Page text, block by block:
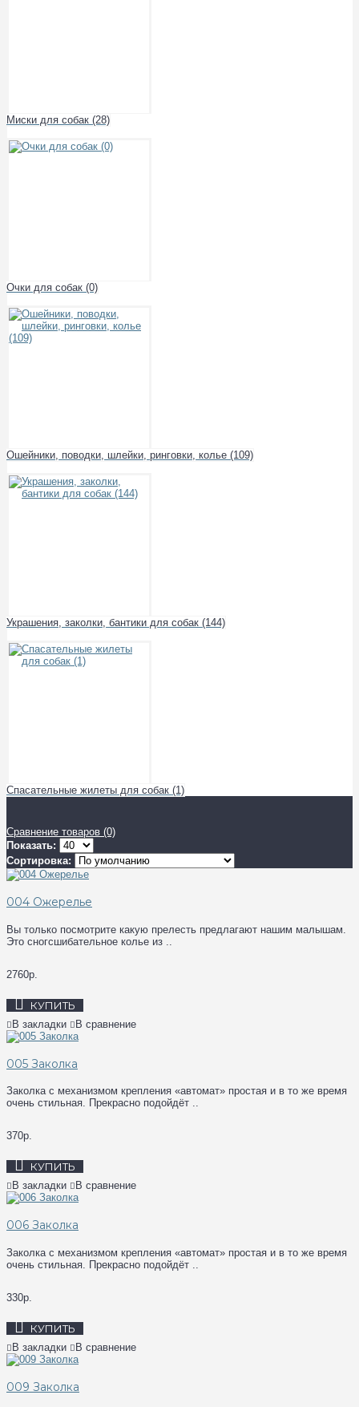
Миски для собак (28)
Очки для собак (0)
Ошейники, поводки, шлейки, ринговки, колье (109)
Украшения, заколки, бантики для собак (144)
Спасательные жилеты для собак (1)
Сравнение товаров (0)
Показать:
Сортировка:
004 Ожерелье
Вы только посмотрите какую прелесть предлагают нашим малышам.
Это сногсшибательное колье из ..
2760р.
КУПИТЬ
В закладки В сравнение
005 Заколка
Заколка с механизмом крепления «автомат» простая и в то же время
очень стильная. Прекрасно подойдёт ..
370р.
КУПИТЬ
В закладки В сравнение
006 Заколка
Заколка с механизмом крепления «автомат» простая и в то же время
очень стильная. Прекрасно подойдёт ..
330р.
КУПИТЬ
В закладки В сравнение
009 Заколка